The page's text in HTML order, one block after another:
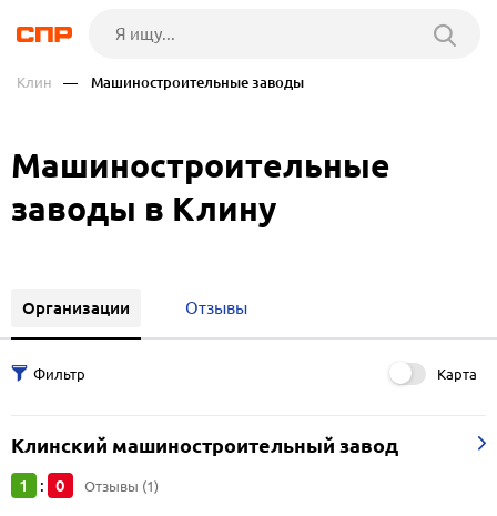
Клин — Машиностроительные заводы
Машиностроительные
заводы в Клину
Организации Отзывы
Карта
Клинский машиностроительный завод
1 : 0 Отзывы (1)